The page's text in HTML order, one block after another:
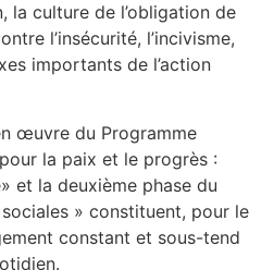
la culture de l’obligation de
l’insécurité, l’incivisme,
importants de l’action
œuvre du Programme
la paix et le progrès :
et la deuxième phase du
sociales » constituent, pour le
constant et sous-tend